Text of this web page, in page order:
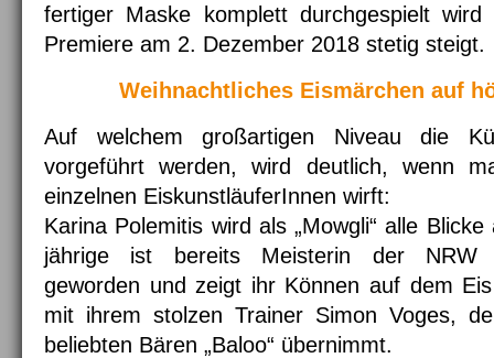
fertiger Maske komplett durchgespielt
Premiere am 2. Dezember 2018 stetig steigt.
Weihnachtliches Eismärchen auf
Auf welchem großartigen Niveau die
vorgeführt werden, wird deutlich, wenn
einzelnen EiskunstläuferInnen wirft:
Karina Polemitis wird als „Mowgli“ alle
jährige ist bereits Meisterin der NRW
geworden und zeigt ihr Können auf dem
mit ihrem stolzen Trainer Simon Voges,
beliebten Bären „Baloo“ übernimmt.